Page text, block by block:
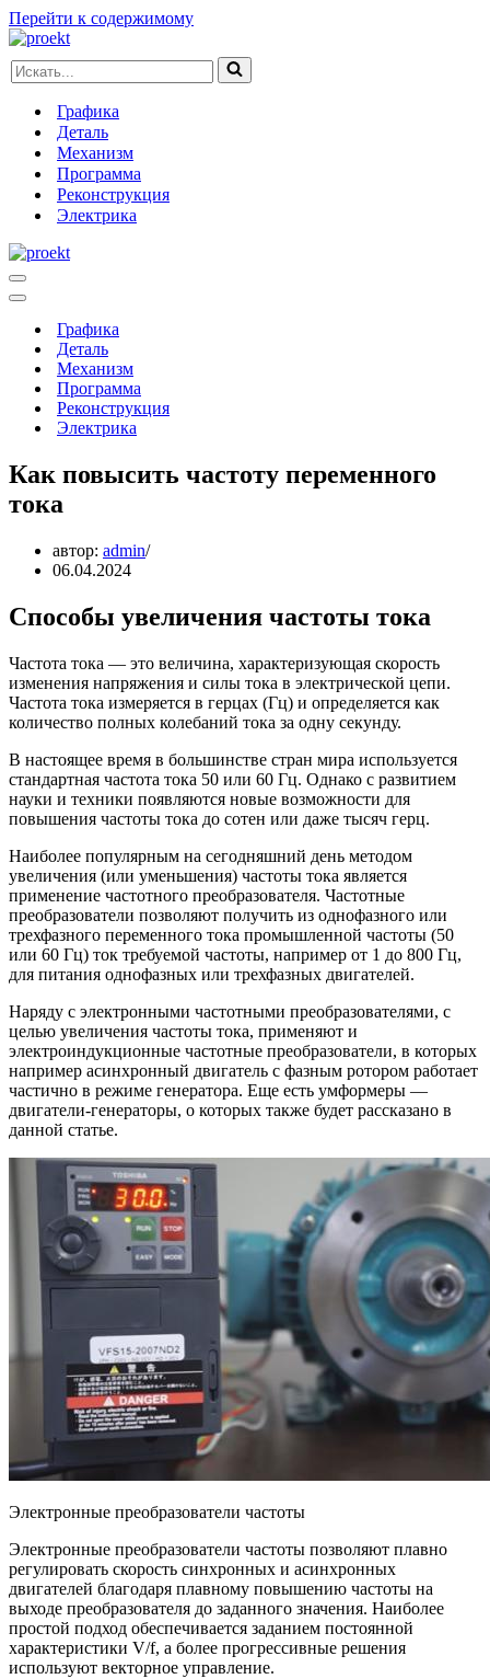
Перейти к содержимому
Искать...
Графика
Деталь
Механизм
Программа
Реконструкция
Электрика
Меню
навигации
Меню
навигацииГрафика
Деталь
Механизм
Программа
Реконструкция
Электрика
Как повысить частоту переменного
тока
автор: admin
06.04.2024
Способы увеличения частоты тока
Частота тока — это величина, характеризующая скорость
изменения напряжения и силы тока в электрической цепи.
Частота тока измеряется в герцах (Гц) и определяется как
количество полных колебаний тока за одну секунду.
В настоящее время в большинстве стран мира используется
стандартная частота тока 50 или 60 Гц. Однако с развитием
науки и техники появляются новые возможности для
повышения частоты тока до сотен или даже тысяч герц.
Наиболее популярным на сегодняшний день методом
увеличения (или уменьшения) частоты тока является
применение частотного преобразователя. Частотные
преобразователи позволяют получить из однофазного или
трехфазного переменного тока промышленной частоты (50
или 60 Гц) ток требуемой частоты, например от 1 до 800 Гц,
для питания однофазных или трехфазных двигателей.
Наряду с электронными частотными преобразователями, с
целью увеличения частоты тока, применяют и
электроиндукционные частотные преобразователи, в которых
например асинхронный двигатель с фазным ротором работает
частично в режиме генератора. Еще есть умформеры —
двигатели-генераторы, о которых также будет рассказано в
данной статье.
Электронные преобразователи частоты
Электронные преобразователи частоты позволяют плавно
регулировать скорость синхронных и асинхронных
двигателей благодаря плавному повышению частоты на
выходе преобразователя до заданного значения. Наиболее
простой подход обеспечивается заданием постоянной
характеристики V/f, а более прогрессивные решения
используют векторное управление.